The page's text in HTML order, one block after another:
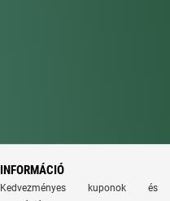
INFORMÁCIÓ
Kedvezményes kuponok és